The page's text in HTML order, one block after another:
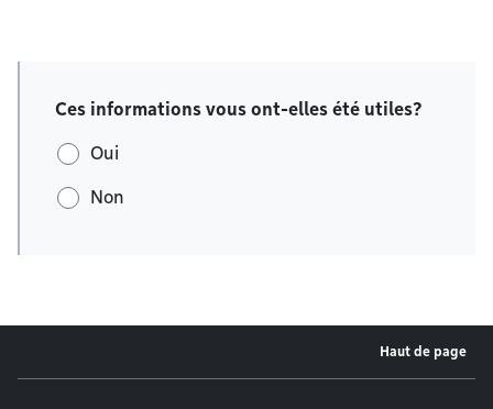
Ces informations vous ont-elles été utiles?
Oui
Non
Haut de page